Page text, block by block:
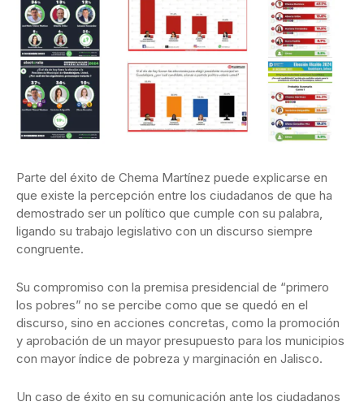
Parte del éxito de Chema Martínez puede explicarse en
que existe la percepción entre los ciudadanos de que ha
demostrado ser un político que cumple con su palabra,
ligando su trabajo legislativo con un discurso siempre
congruente.
Su compromiso con la premisa presidencial de “primero
los pobres” no se percibe como que se quedó en el
discurso, sino en acciones concretas, como la promoción
y aprobación de un mayor presupuesto para los municipios
con mayor índice de pobreza y marginación en Jalisco.
Un caso de éxito en su comunicación ante los ciudadanos